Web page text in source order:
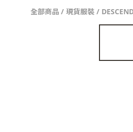
全部商品 / 現貨服裝 /